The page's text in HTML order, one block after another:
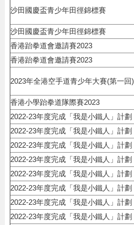
沙田國慶盃青少年田徑錦標賽
沙田國慶盃青少年田徑錦標賽
香港跆拳道會邀請賽2023
香港跆拳道會邀請賽2023
2023年全港空手道青少年大賽(第一回)
香港小學跆拳道隊際賽2023
2022-23年度完成「我是小鐵人」計劃
2022-23年度完成「我是小鐵人」計劃
2022-23年度完成「我是小鐵人」計劃
2022-23年度完成「我是小鐵人」計劃
2022-23年度完成「我是小鐵人」計劃
2022-23年度完成「我是小鐵人」計劃
2022-23年度完成「我是小鐵人」計劃
2022-23年度完成「我是小鐵人」計劃